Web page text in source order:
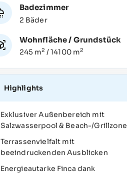
Badezimmer
2 Bäder
Wohnfläche / Grundstück
245 m2 / 14100 m2
Highlights
Exklusiver Außenbereich mit
Salzwasserpool & Beach-/Grillzone
Terrassenvielfalt mit
beeindruckenden Ausblicken
Energieautarke Finca dank